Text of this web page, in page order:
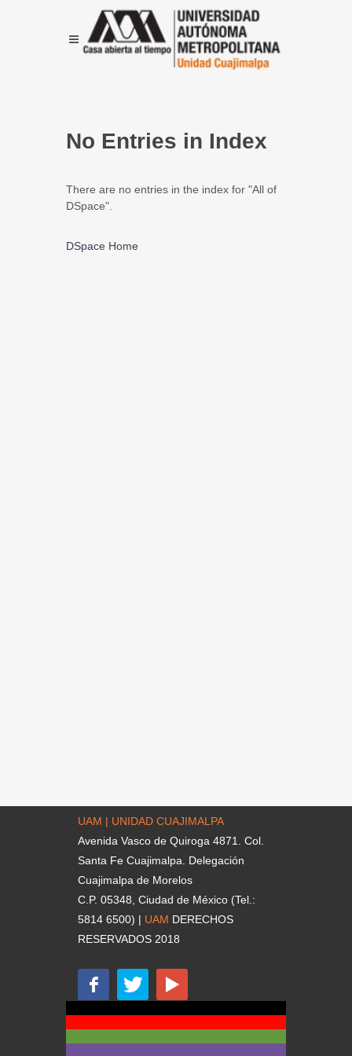
No Entries in Index
There are no entries in the index for "All of
DSpace".
DSpace Home
UAM | UNIDAD CUAJIMALPA
Avenida Vasco de Quiroga 4871. Col.
Santa Fe Cuajimalpa. Delegación
Cuajimalpa de Morelos
C.P. 05348, Ciudad de México (Tel.:
5814 6500) | UAM DERECHOS
RESERVADOS 2018